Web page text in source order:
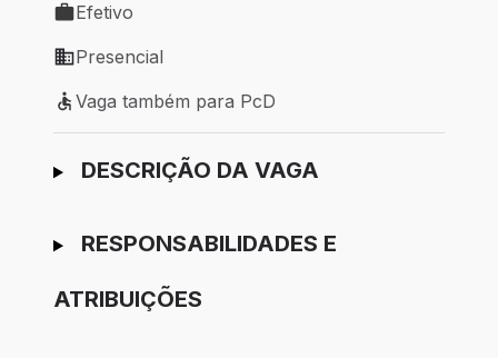
Tipo de vaga: Efetivo
Efetivo
Modelo de trabalho: Presencial
Presencial
Vaga também para PcD
Vaga também para PcD
Ir para candidatura
DESCRIÇÃO DA VAGA
RESPONSABILIDADES E
ATRIBUIÇÕES